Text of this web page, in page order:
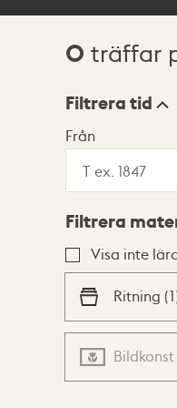
0 träffar
Visningsläge
Lista
Filtrera tid
Från
Filtrera
Visa inte
Ritning (1
Bildkonst